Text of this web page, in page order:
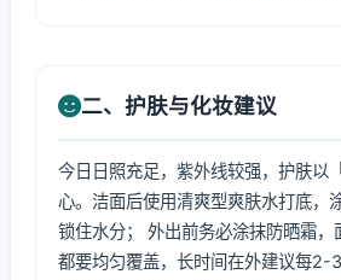
二、护肤与化妆建议
今日日照充足，紫外线较强，护肤以
心。洁面后使用清爽型爽肤水打底，
锁住水分； 外出前务必涂抹防晒霜，
都要均匀覆盖，长时间在外建议每2-